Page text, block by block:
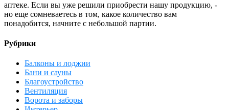
аптеке. Если вы уже решили приобрести нашу продукцию, -
но еще сомневаетесь в том, какое количество вам
понадобится, начните с небольшой партии.
Рубрики
Балконы и лоджии
Бани и сауны
Благоустройство
Вентиляция
Ворота и заборы